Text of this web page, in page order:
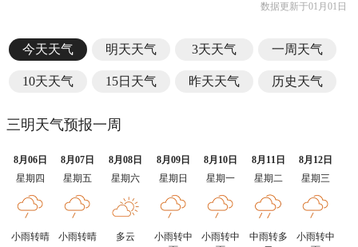
数据更新于01月01日
今天天气 明天天气 3天天气 一周天气
10天天气 15日天气 昨天天气 历史天气
三明天气预报一周
8月06日 8月07日 8月08日 8月09日 8月10日 8月11日
8月12日
星期四
星期五 星期六 星期日 星期一 星期二 星期三
小雨转晴 小雨转晴 多云
小雨转中
小雨转中
中雨转多
小雨转中